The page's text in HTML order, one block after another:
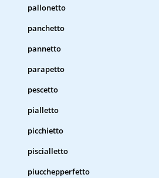
pallonetto
panchetto
pannetto
parapetto
pescetto
pialletto
picchietto
piscialletto
piucchepperfetto